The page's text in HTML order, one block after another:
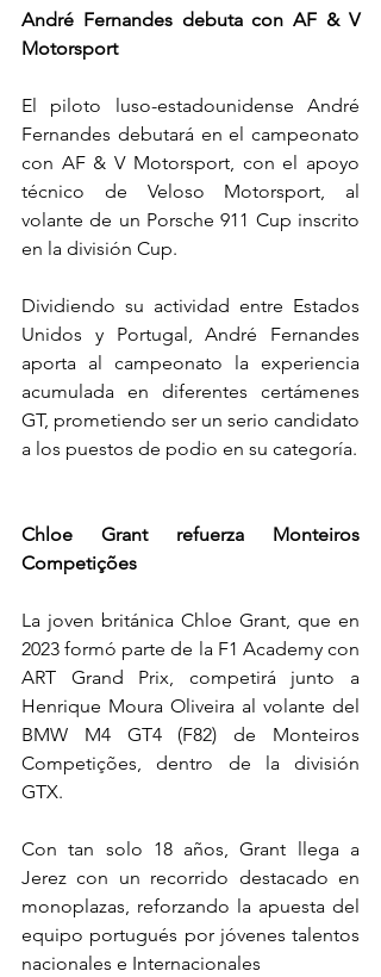
André Fernandes debuta con AF & V
Motorsport
El piloto luso-estadounidense André
Fernandes debutará en el campeonato
con AF & V Motorsport, con el apoyo
técnico de Veloso Motorsport, al
volante de un Porsche 911 Cup inscrito
en la división Cup.
Dividiendo su actividad entre Estados
Unidos y Portugal, André Fernandes
aporta al campeonato la experiencia
acumulada en diferentes certámenes
GT, prometiendo ser un serio candidato
a los puestos de podio en su categoría.
Chloe Grant refuerza Monteiros
Competições
La joven británica Chloe Grant, que en
2023 formó parte de la F1 Academy con
ART Grand Prix, competirá junto a
Henrique Moura Oliveira al volante del
BMW M4 GT4 (F82) de Monteiros
Competições, dentro de la división
GTX.
Con tan solo 18 años, Grant llega a
Jerez con un recorrido destacado en
monoplazas, reforzando la apuesta del
equipo portugués por jóvenes talentos
nacionales e Internacionales